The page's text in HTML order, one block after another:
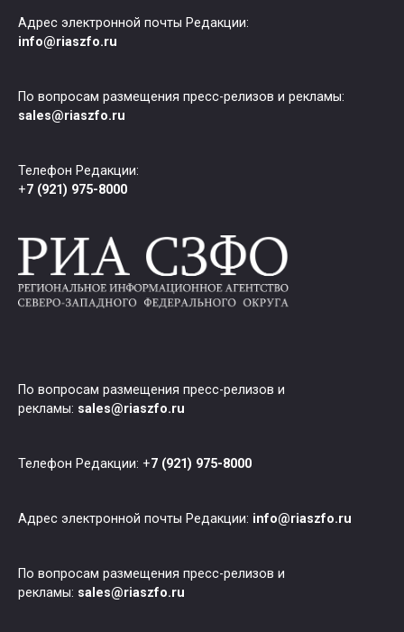
Адрес электронной почты Редакции:
info@riaszfo.ru
По вопросам размещения пресс-релизов и рекламы:
sales@riaszfo.ru
Телефон Редакции:
+7 (921) 975-8000
По вопросам размещения пресс-релизов и
рекламы: sales@riaszfo.ru
Телефон Редакции: +7 (921) 975-8000
Адрес электронной почты Редакции: info@riaszfo.ru
По вопросам размещения пресс-релизов и
рекламы: sales@riaszfo.ru